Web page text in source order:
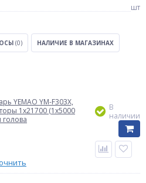
шт
(0) НАЛИЧИЕ В МАГАЗИНАХ
YEMAO YM-F303X,
1x21700 (1x5000
голова
В
наличии